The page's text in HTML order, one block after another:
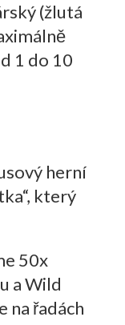
(žlutá
1 do 10
herní
který
50x
a Wild
na řadách